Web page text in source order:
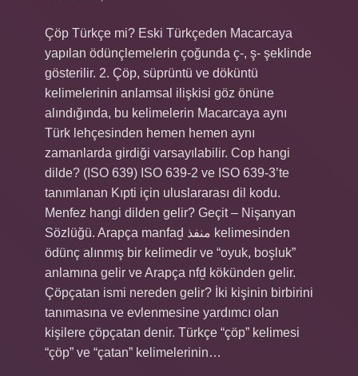
Çöp Türkçe mi? Eski Türkçeden Macarcaya
yapılan ödünçlemelerin çoğunda ç-, ş- şeklinde
gösterilir. 2. Çöp, süprüntü ve döküntü
kelimelerinin anlamsal ilişkisi göz önüne
alındığında, bu kelimelerin Macarcaya aynı
Türk lehçesinden hemen hemen aynı
zamanlarda girdiği varsayılabilir. Cop hangi
dilde? (ISO 639) ISO 639-2 ve ISO 639-3’te
tanımlanan Kıpti için uluslararası dil kodu.
Menfez hangi dilden gelir? Geçit – Nişanyan
Sözlüğü. Arapça manfaḏ منفذ kelimesinden
ödünç alınmış bir kelimedir ve “oyuk, boşluk”
anlamına gelir ve Arapça nfḏ kökünden gelir.
Çöpçatan ismi nereden gelir? İki kişinin birbirini
tanımasına ve evlenmesine yardımcı olan
kişilere çöpçatan denir. Türkçe “çöp” kelimesi
“çöp” ve “çatan” kelimelerinin…